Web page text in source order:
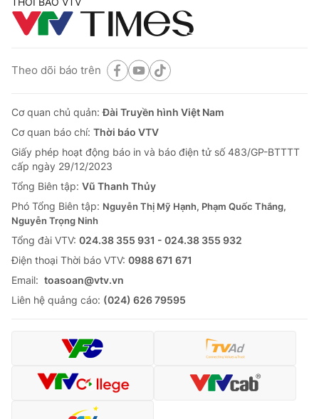
Theo dõi báo trên
Cơ quan chủ quản:Đài Truyền hình Việt Nam
Cơ quan báo chí: Thời báo VTV
Giấy phép hoạt động báo in và báo điện tử số 483/GP-BTTTT
cấp ngày 29/12/2023
Tổng Biên tập: Vũ Thanh Thủy
Phó Tổng Biên tập: Nguyễn Thị Mỹ Hạnh, Phạm Quốc Thắng,
Nguyễn Trọng Ninh
Tổng đài VTV: 024.38 355 931 - 024.38 355 932
Ðiện thoại Thời báo VTV: 0988 671 671
Email: toasoan@vtv.vn
Liên hệ quảng cáo: (024) 626 79595